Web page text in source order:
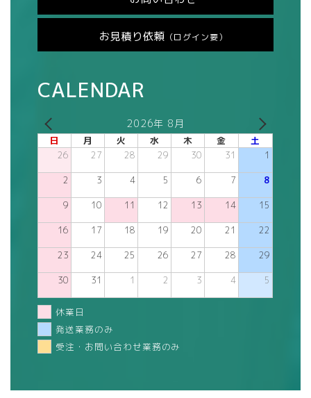
お見積り依頼 （ログイン要）
CALENDAR
2026年 8月
日 月 火 水 木 金 土
26 27 28 29 30 31 1
2 3 4 5 6 7 8
9 10 11 12 13 14 15
16 17 18 19 20 21 22
23 24 25 26 27 28 29
30 31 1 2 3 4 5
休業日
発送業務のみ
受注・お問い合わせ業務のみ